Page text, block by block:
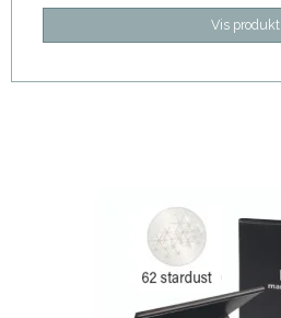
Vis produkt